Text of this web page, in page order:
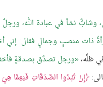
وشابٌّ نشأ في عبادة الله، ورجلٌ
ذات منصبٍ وجمالٍ فقال: إني
ظلِّه، ورجل تصدَّق بصدقةٍ
إِنْ تُبْدُوا الصَّدَقَاتِ فَنِعِمَّا